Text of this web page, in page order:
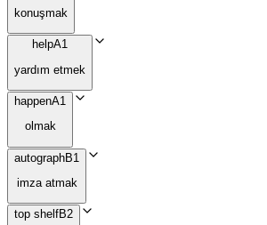
konuşmak
helpA1
yardım etmek
happenA1
olmak
autographB1
imza atmak
top shelfB2